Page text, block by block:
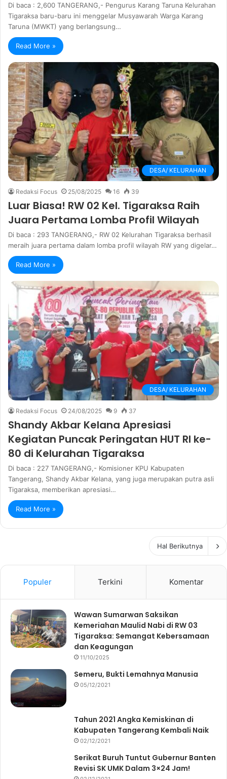
Di baca : 2,600 TANGERANG,- Pengurus Karang Taruna Kelurahan
Tigaraksa baru-baru ini menggelar Musyawarah Warga Karang
Taruna (MWKT) yang berlangsung…
Read More »
DESA/ KELURAHAN
Redaksi Focus 25/08/2025 16 39
Luar Biasa! RW 02 Kel. Tigaraksa Raih
Juara Pertama Lomba Profil Wilayah
Di baca : 293 TANGERANG,- RW 02 Kelurahan Tigaraksa berhasil
meraih juara pertama dalam lomba profil wilayah RW yang digelar…
Read More »
DESA/ KELURAHAN
Redaksi Focus 24/08/2025 9 37
Shandy Akbar Kelana Apresiasi
Kegiatan Puncak Peringatan HUT RI ke-
80 di Kelurahan Tigaraksa
Di baca : 227 TANGERANG,- Komisioner KPU Kabupaten
Tangerang, Shandy Akbar Kelana, yang juga merupakan putra asli
Tigaraksa, memberikan apresiasi…
Read More »
Hal Berikutnya
Populer Terkini Komentar
Wawan Sumarwan Saksikan
Kemeriahan Maulid Nabi di RW 03
Tigaraksa: Semangat Kebersamaan
dan Keagungan
11/10/2025
Semeru, Bukti Lemahnya Manusia
05/12/2021
Tahun 2021 Angka Kemiskinan di
Kabupaten Tangerang Kembali Naik
02/12/2021
Serikat Buruh Tuntut Gubernur Banten
Revisi SK UMK Dalam 3×24 Jam!